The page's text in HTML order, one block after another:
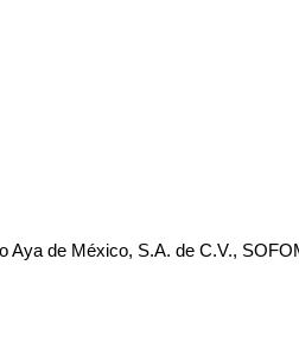
Aya de México, S.A. de C.V.,